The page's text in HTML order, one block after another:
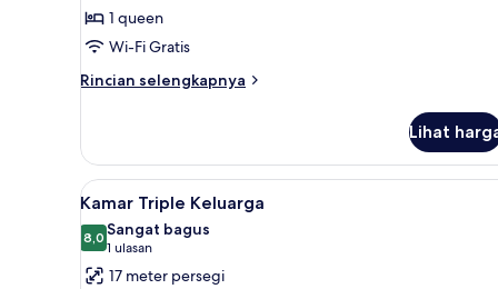
1 queen
Wi-Fi Gratis
Rincian selengkapnya
Rincian
Kamar
Double
Superior
Lihat
Lihat
semua
foto
untuk
Kamar Triple Keluarga |
1
Kamar Triple Keluarga
8,08,0 dari 10
Sangat bagus
1 ulasan
(1
ulasan)
17 meter persegi